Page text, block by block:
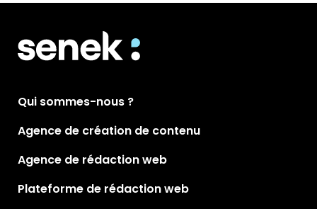
Qui sommes-nous ?
Agence de création de contenu
Agence de rédaction web
Plateforme de rédaction web